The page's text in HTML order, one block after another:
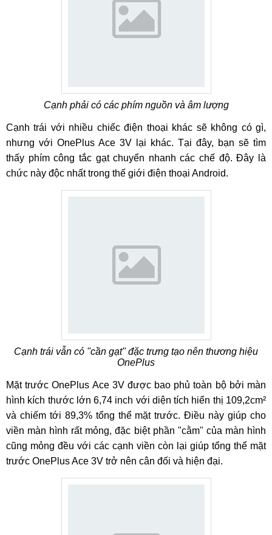
Cạnh phải có các phím nguồn và âm lượng
Cạnh trái với nhiều chiếc điện thoại khác sẽ không có gì,
nhưng với OnePlus Ace 3V lại khác. Tại đây, bạn sẽ tìm
thấy phím công tắc gạt chuyển nhanh các chế độ. Đây là
chức này độc nhất trong thế giới điện thoại Android.
Cạnh trái vẫn có "cần gạt" đặc trưng tạo nên thương hiệu
OnePlus
Mặt trước OnePlus Ace 3V được bao phủ toàn bộ bởi màn
hình kích thước lớn 6,74 inch với diện tích hiển thị 109,2cm²
và chiếm tới 89,3% tổng thể mặt trước. Điều này giúp cho
viền màn hình rất mỏng, đặc biệt phần "cằm" của màn hình
cũng mỏng đều với các cạnh viền còn lại giúp tổng thể mặt
trước OnePlus Ace 3V trở nên cân đối và hiện đại.